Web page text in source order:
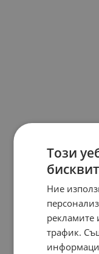
Този
Ние
рекламите
трафик.